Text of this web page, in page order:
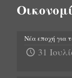
Νέα εποχή για
31